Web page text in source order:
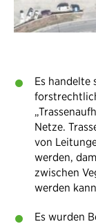
Es handelte
Netze.
von
werden,
zwischen
werden
Es wurden